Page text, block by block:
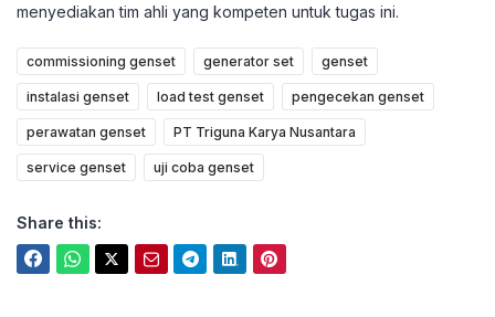
menyediakan tim ahli yang kompeten untuk tugas ini.
commissioning genset generator set genset
instalasi genset load test genset pengecekan genset
perawatan genset PT Triguna Karya Nusantara
service genset uji coba genset
Share this: